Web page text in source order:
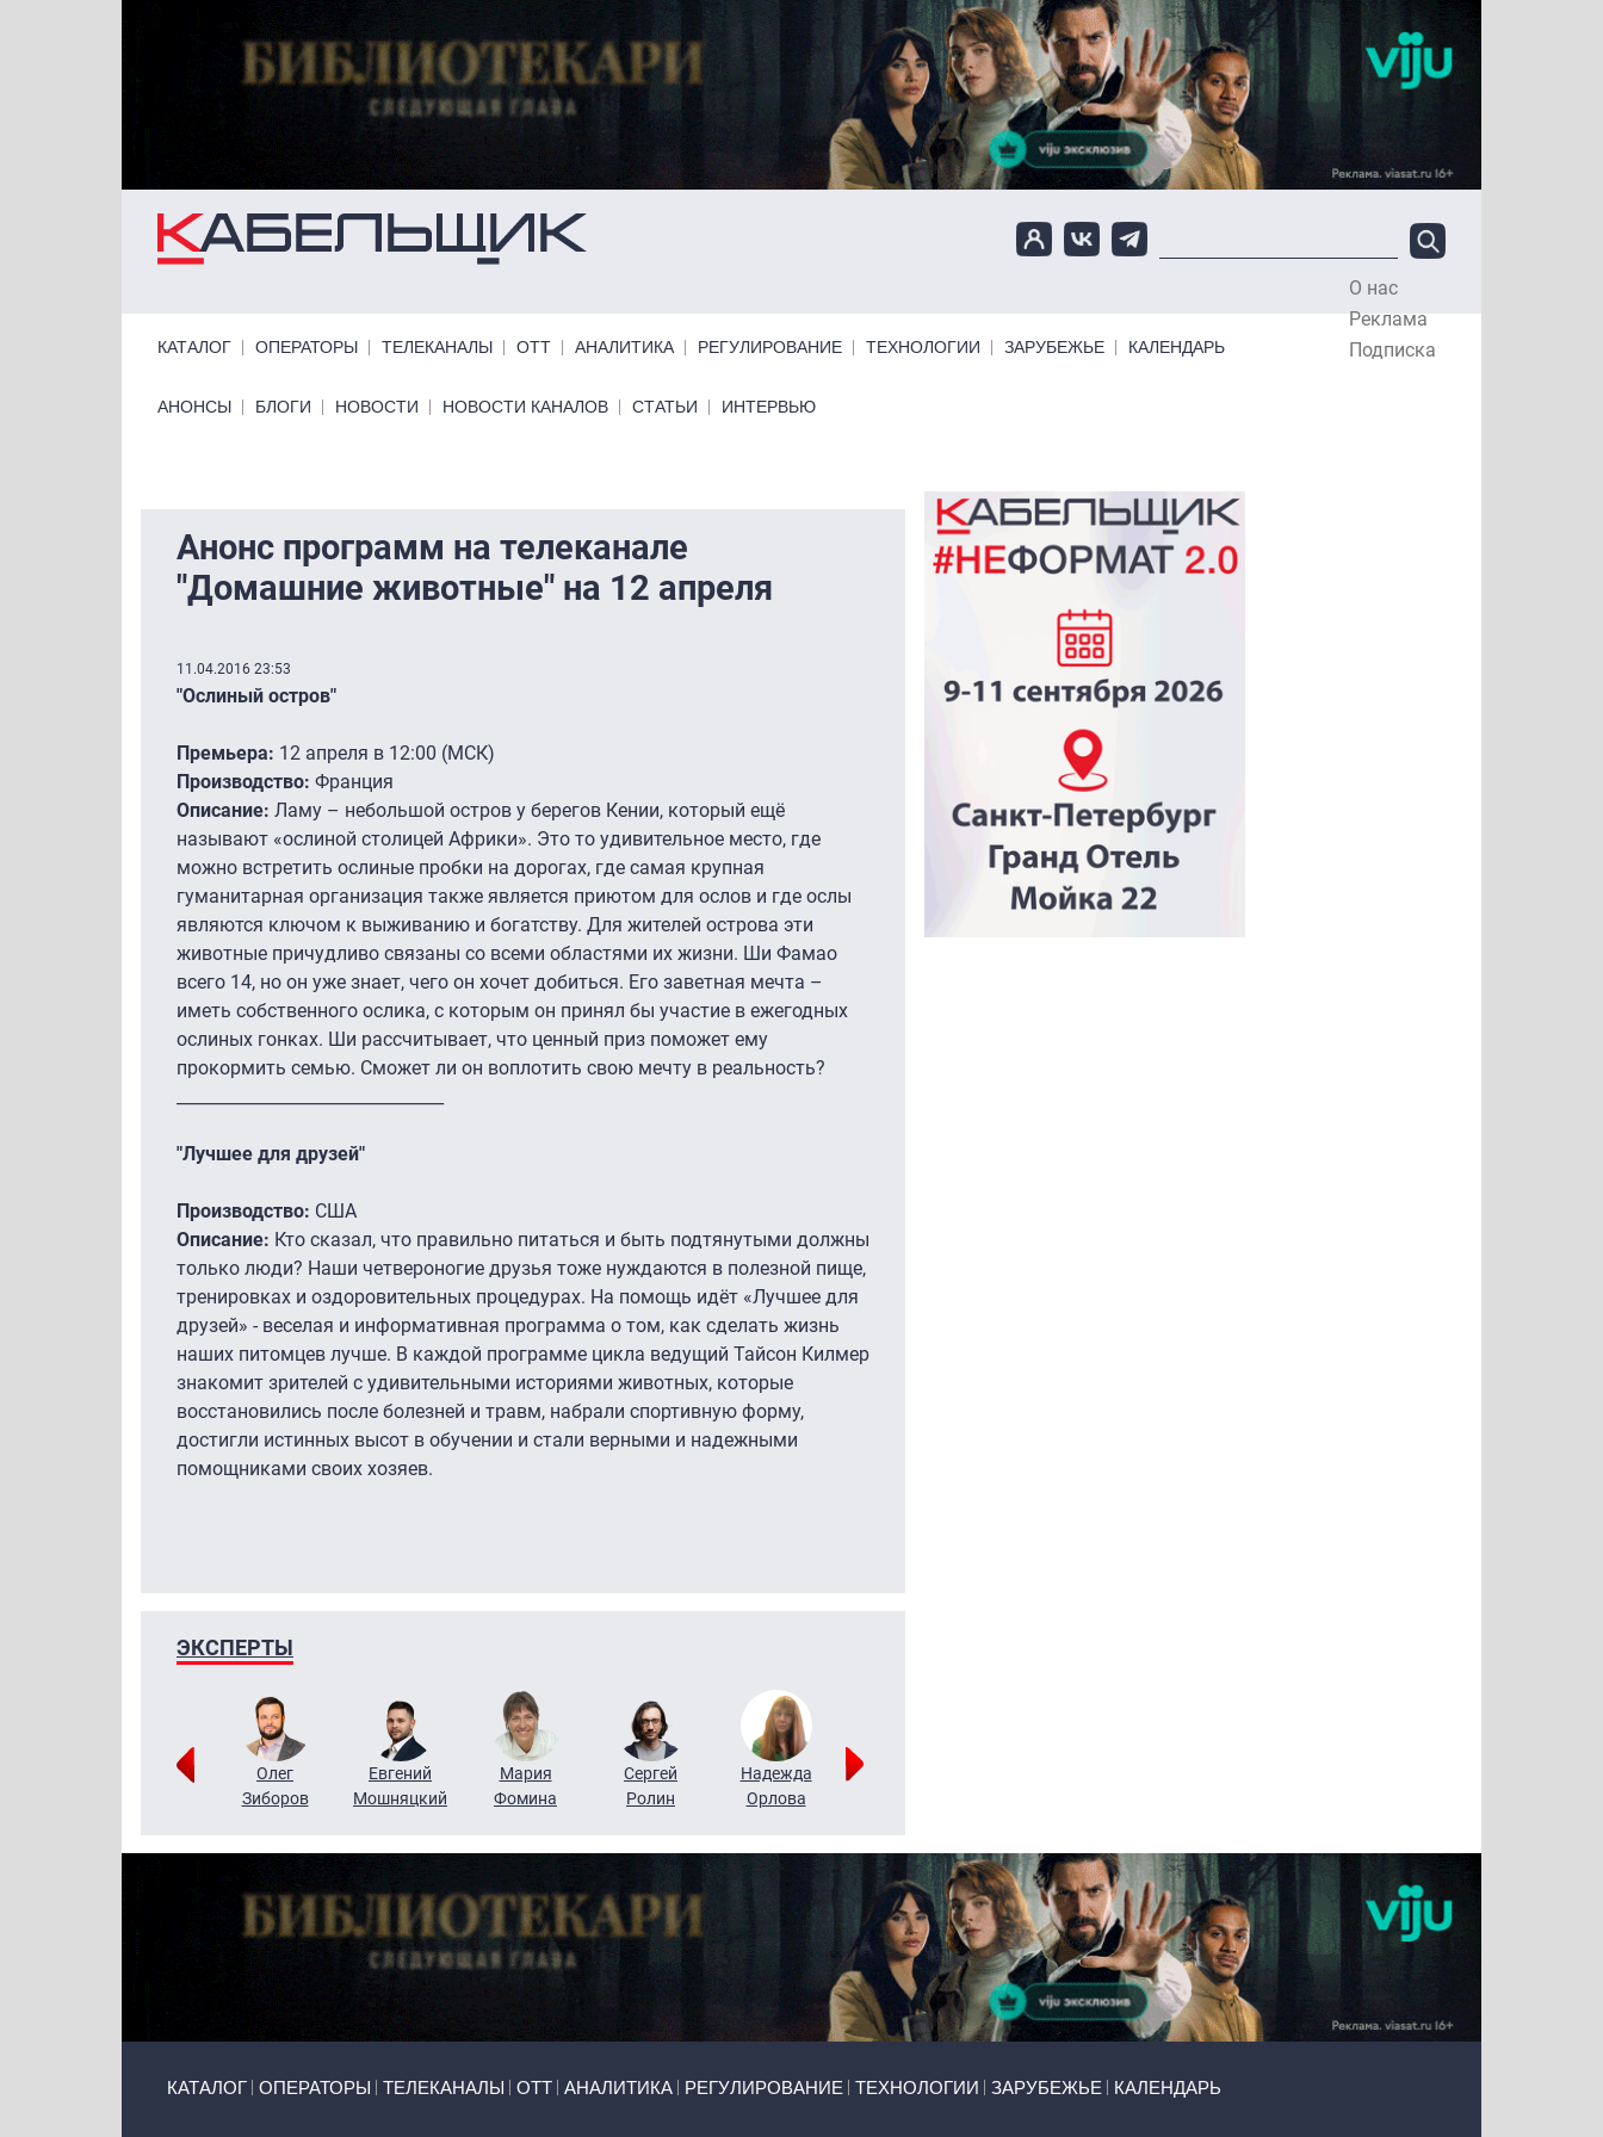
О нас
Реклама
Подписка
КАТАЛОГ ОПЕРАТОРЫ ТЕЛЕКАНАЛЫ ОТТ АНАЛИТИКА РЕГУЛИРОВАНИЕ ТЕХНОЛОГИИ ЗАРУБЕЖЬЕ КАЛЕНДАРЬ
Primary links bottom
АНОНСЫ БЛОГИ НОВОСТИ НОВОСТИ КАНАЛОВ СТАТЬИ ИНТЕРВЬЮ
Анонс программ на телеканале
"Домашние животные" на 12 апреля
11.04.2016 23:53
"Ослиный остров"
Премьера: 12 апреля в 12:00 (МСК)
Производство: Франция
Описание: Ламу – небольшой остров у берегов Кении, который ещё
называют «ослиной столицей Африки». Это то удивительное место, где
можно встретить ослиные пробки на дорогах, где самая крупная
гуманитарная организация также является приютом для ослов и где ослы
являются ключом к выживанию и богатству. Для жителей острова эти
животные причудливо связаны со всеми областями их жизни. Ши Фамао
всего 14, но он уже знает, чего он хочет добиться. Его заветная мечта –
иметь собственного ослика, с которым он принял бы участие в ежегодных
ослиных гонках. Ши рассчитывает, что ценный приз поможет ему
прокормить семью. Сможет ли он воплотить свою мечту в реальность?
"Лучшее для друзей"
Производство: США
Описание: Кто сказал, что правильно питаться и быть подтянутыми должны
только люди? Наши четвероногие друзья тоже нуждаются в полезной пище,
тренировках и оздоровительных процедурах. На помощь идёт «Лучшее для
друзей» - веселая и информативная программа о том, как сделать жизнь
наших питомцев лучше. В каждой программе цикла ведущий Тайсон Килмер
знакомит зрителей с удивительными историями животных, которые
восстановились после болезней и травм, набрали спортивную форму,
достигли истинных высот в обучении и стали верными и надежными
помощниками своих хозяев.
ЭКСПЕРТЫ
Григорий
Олег
Зиборов
Евгений
Мошняцкий
Мария
Фомина
Сергей
Ролин
Надежда
Орлова
КАТАЛОГ ОПЕРАТОРЫ ТЕЛЕКАНАЛЫ ОТТ АНАЛИТИКА РЕГУЛИРОВАНИЕ ТЕХНОЛОГИИ ЗАРУБЕЖЬЕ КАЛЕНДАРЬ